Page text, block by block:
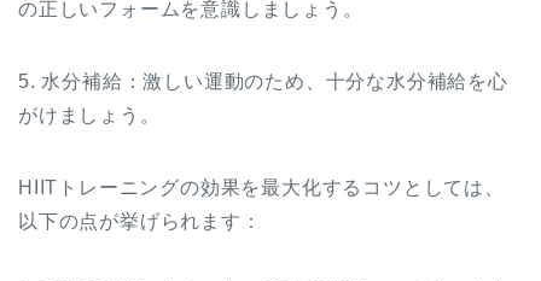
の正しいフォームを意識しましょう。
5. 水分補給：激しい運動のため、十分な水分補給を心
がけましょう。
HIITトレーニングの効果を最大化するコツとしては、
以下の点が挙げられます：